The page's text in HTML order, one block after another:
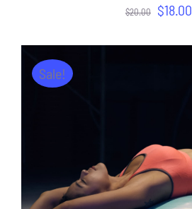
$20.00 $18.00
Sale!